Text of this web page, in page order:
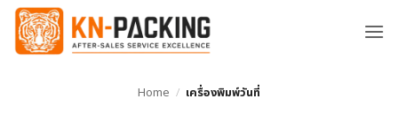
ข้าม
ยัง
Home / เครื่องพิมพ์วันที่